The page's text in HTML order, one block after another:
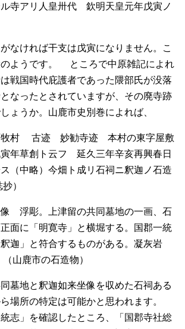
寺アリ人皇卅代 欽明天皇元年戊寅ノ
なければ干支は戊寅になりません。こ
ようです。
ところで中原雑記によれ
戦国時代庇護者であった隈部氏が没落
なったとされていますが、その廃寺跡
ょうか。山鹿市史別巻によれば、
村 古迹 妙勧寺迹 本村の東字屋敷
年草創ト云フ 延久三年辛亥再興春日
（中略）今畑ト成リ石祠ニ釈迦ノ石造
）
浮彫。上津留の共同墓地の一画、石
面に「明寛寺」と横堀する。国郡一統
迦」と符合するものがある。凝灰岩
山鹿市の石造物）
墓地と釈迦如来坐像を収めた石祠ある
場所の特定は可能かと思われます。
志」を確認したところ、「国郡寺社総